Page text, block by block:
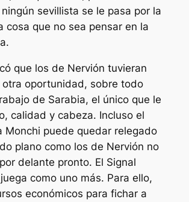
sevillista se le pasa por la
cosa que no sea pensar en la
que los de Nervión tuvieran
otra oportunidad, sobre todo
de Sarabia, el único que le
calidad y cabeza. Incluso el
Monchi puede quedar relegado
plano como los de Nervión no
delante pronto. El Signal
como uno más. Para ello,
económicos para fichar a